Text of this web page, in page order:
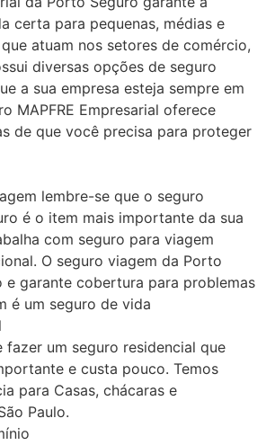
certa para pequenas, médias e
atuam nos setores de comércio,
diversas opções de seguro
a sua empresa esteja sempre em
MAPFRE Empresarial oferece
de que você precisa para proteger
lembre-se que o seguro
é o item mais importante da sua
com seguro para viagem
O seguro viagem da Porto
e garante cobertura para problemas
é um seguro de vida
fazer um seguro residencial que
e custa pouco. Temos
para Casas, chácaras e
Paulo.